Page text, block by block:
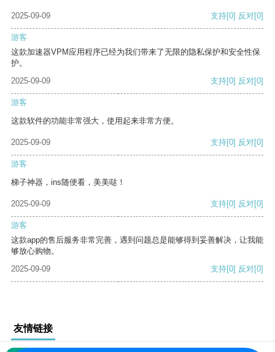
2025-09-09 支持[0] 反对[0]
游客
这款加速器VPM应用程序已经为我们带来了无限的隐私保护和安全性保
护。
2025-09-09
支持[0] 反对[0]
游客
这款软件的功能非常强大，使用起来非常方便。
2025-09-09 支持[0] 反对[0]
游客
梯子神器，ins随便看，美美哒！
2025-09-09 支持[0] 反对[0]
游客
这款app的售后服务非常完善，遇到问题总是能够得到妥善解决，让我能
够放心购物。
2025-09-09
支持[0] 反对[0]
友情链接